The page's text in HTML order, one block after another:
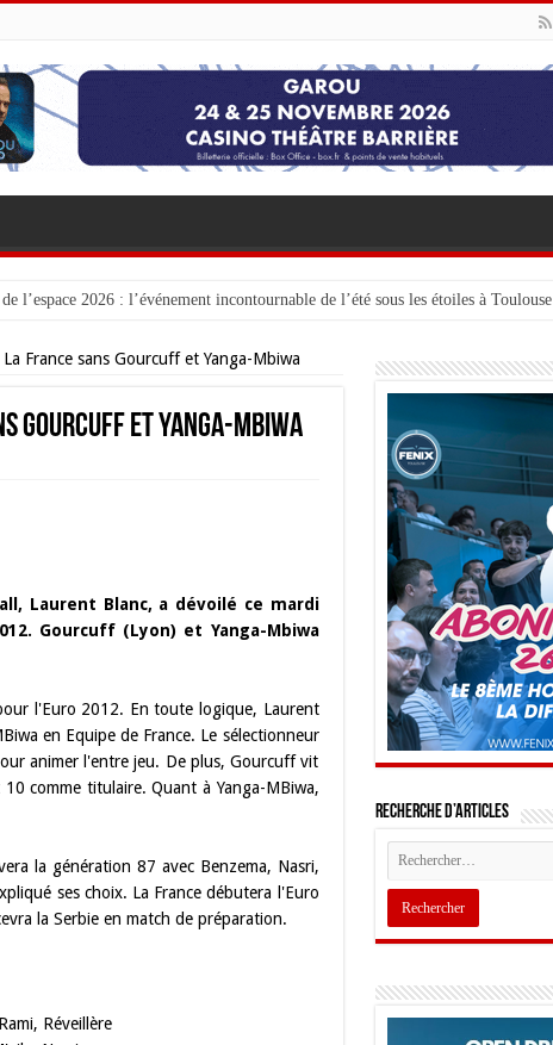
l’espace 2026 : l’événement incontournable de l’été sous les étoiles à Toulouse
France sans Gourcuff et Yanga-Mbiwa
Gourcuff et Yanga-Mbiwa
Laurent Blanc, a dévoilé ce mardi
Gourcuff (Lyon) et Yanga-Mbiwa
l'Euro 2012. En toute logique, Laurent
en Equipe de France. Le sélectionneur
animer l'entre jeu. De plus, Gourcuff vit
comme titulaire. Quant à Yanga-MBiwa,
la génération 87 avec Benzema, Nasri,
ses choix. La France débutera l'Euro
la Serbie en match de préparation.
Réveillère
Recherche d’articles